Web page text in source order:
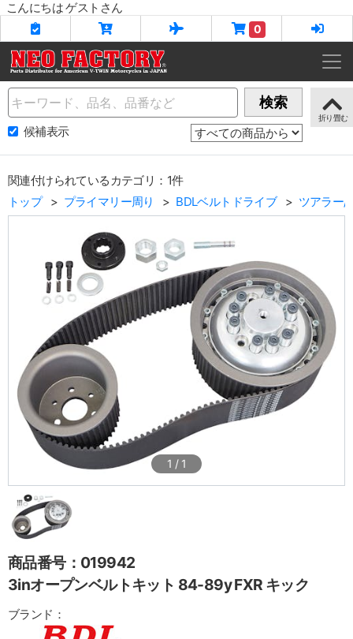
こんにちは ゲストさん
0
Name 検索
候補表示
関連付けられているカテゴリ：1件
トップ
プライマリー周り BDLベルトドライブ ツアラー/
1 / 1
商品番号：019942
3inオープンベルトキット 84-89y FXR キック
ブランド：